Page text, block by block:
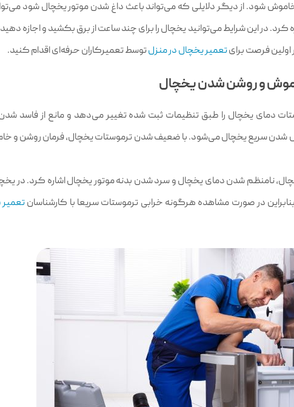
شود. از دیگر دلایلی که می‌تواند باعث داغ شدن موتور یخچال شود
در این شرایط می‌توانید یخچال را برای چند ساعت از برق بکشید و اجازه دهید
فرصت برایتعمیر یخچال در منزلتوسط تعمیرکاران حرفه‌ای اقدام کنید.
دمای یخچال را طبق تنظیمات ثبت شده تغییر می‌دهد و مانع از فاسد
سریع یخچال می‌شود. با ضعیف شدن ترموستات یخچال، فرمان روشن و
نامنظم شدن دمای یخچال و سرد شدن بدنه موتور یخچال اشاره کرد. در
در صورت مشاهده هرگونه خرابی ترموستات سریعا با کارشناسان